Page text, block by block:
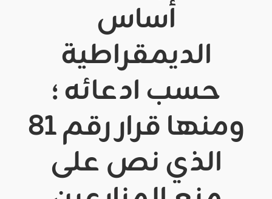
أساس
الديمقراطية
حسب ادعائه ؛
ومنها قرار رقم 81
الذي نص على